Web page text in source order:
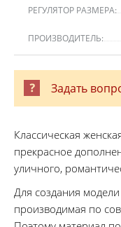
РЕГУЛЯТОР РАЗМЕРА:
ПРОИЗВОДИТЕЛЬ:
Задать
Классическая
прекрасное
уличного,
Для создания модели
производимая по